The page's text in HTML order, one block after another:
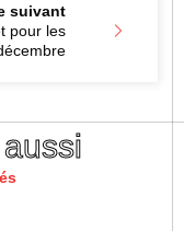
suivant
pour les